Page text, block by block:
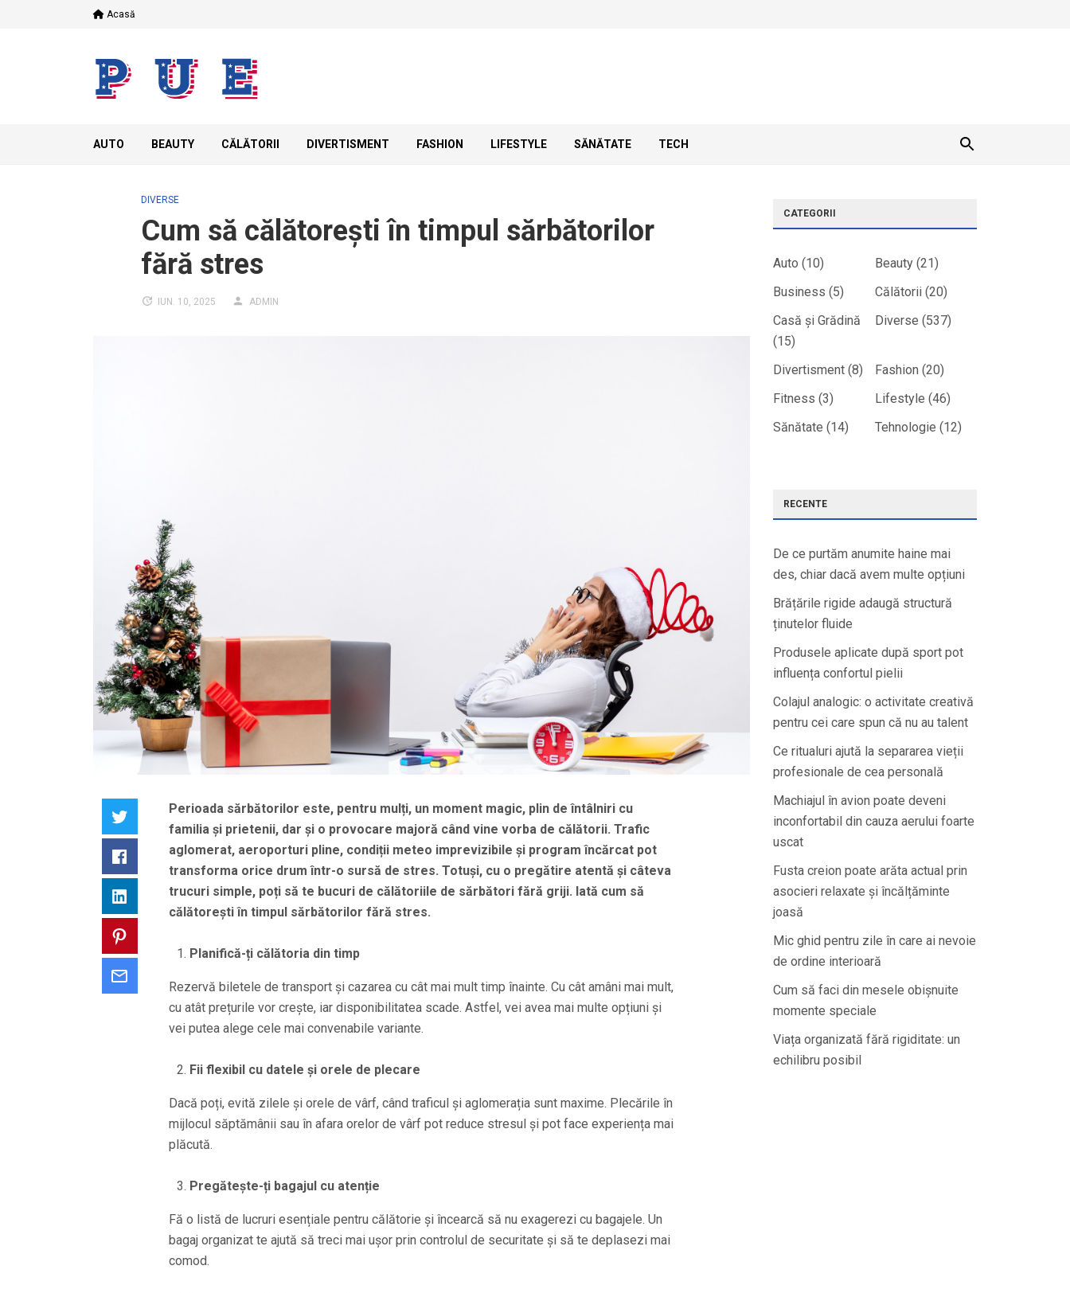
Acasă
AUTO BEAUTY CĂLĂTORII DIVERTISMENT FASHION LIFESTYLE SĂNĂTATE TECH
DIVERSE
Cum să călătorești în timpul sărbătorilor
fără stres
IUN. 10, 2025 ADMIN
Facebook
LinkedIn
Perioada sărbătorilor este, pentru mulți, un moment magic, plin de întâlniri cu
familia și prietenii, dar și o provocare majoră când vine vorba de călătorii. Trafic
aglomerat, aeroporturi pline, condiții meteo imprevizibile și program încărcat pot
transforma orice drum într-o sursă de stres. Totuși, cu o pregătire atentă și câteva
trucuri simple, poți să te bucuri de călătoriile de sărbători fără griji. Iată cum să
călătorești în timpul sărbătorilor fără stres.
Planifică-ți călătoria din timp
Rezervă biletele de transport și cazarea cu cât mai mult timp înainte. Cu cât amâni mai mult,
cu atât prețurile vor crește, iar disponibilitatea scade. Astfel, vei avea mai multe opțiuni și
vei putea alege cele mai convenabile variante.
Fii flexibil cu datele și orele de plecare
Dacă poți, evită zilele și orele de vârf, când traficul și aglomerația sunt maxime. Plecările în
mijlocul săptămânii sau în afara orelor de vârf pot reduce stresul și pot face experiența mai
plăcută.
Pregătește-ți bagajul cu atenție
Fă o listă de lucruri esențiale pentru călătorie și încearcă să nu exagerezi cu bagajele. Un
bagaj organizat te ajută să treci mai ușor prin controlul de securitate și să te deplasezi mai
comod.
CATEGORII
Auto (10) Beauty(21)
Business (5) Călătorii(20)
Casă și Grădină
(15)
Diverse (537)
Divertisment(8) Fashion (20)
Fitness (3) Lifestyle (46)
Sănătate (14) Tehnologie (12)
RECENTE
De ce purtăm anumite haine mai
des, chiar dacă avem multe opțiuni
Brățările rigide adaugă structură
ținutelor fluide
Produsele aplicate după sport pot
influența confortul pielii
Colajul analogic: o activitate creativă
pentru cei care spun că nu au talent
Ce ritualuri ajută la separarea vieții
profesionale de cea personală
Machiajul în avion poate deveni
inconfortabil din cauza aerului foarte
uscat
Fusta creion poate arăta actual prin
asocieri relaxate și încălțăminte
joasă
Mic ghid pentru zile în care ai nevoie
de ordine interioară
Cum să faci din mesele obișnuite
momente speciale
Viața organizată fără rigiditate: un
echilibru posibil